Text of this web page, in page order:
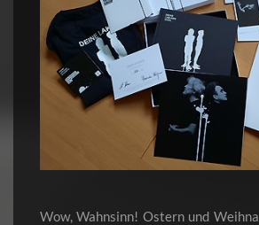
Wow, Wahnsinn! Ostern und